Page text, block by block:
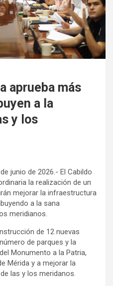
aprueba más
a la
y los
junio de 2026.- El Cabildo
la realización de un
mejorar la infraestructura
a la sana
meridianos.
de 12 nuevas
de parques y la
Monumento a la Patria,
Mérida y a mejorar la
las y los meridanos.